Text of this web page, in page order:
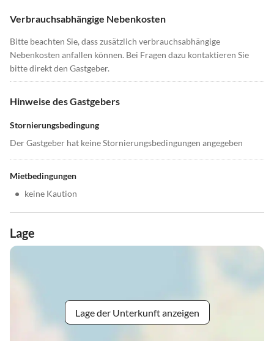
Verbrauchsabhängige Nebenkosten
Bitte beachten Sie, dass zusätzlich verbrauchsabhängige
Nebenkosten anfallen können. Bei Fragen dazu kontaktieren Sie
bitte direkt den Gastgeber.
Hinweise des Gastgebers
Stornierungsbedingung
Der Gastgeber hat keine Stornierungsbedingungen angegeben
Mietbedingungen
• keine Kaution
Lage
Lage der Unterkunft anzeigen